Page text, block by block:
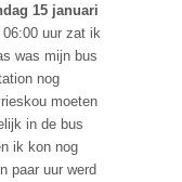
15 januari
uur zat ik
was mijn bus
nog
moeten
in de bus
ik kon nog
paar uur werd